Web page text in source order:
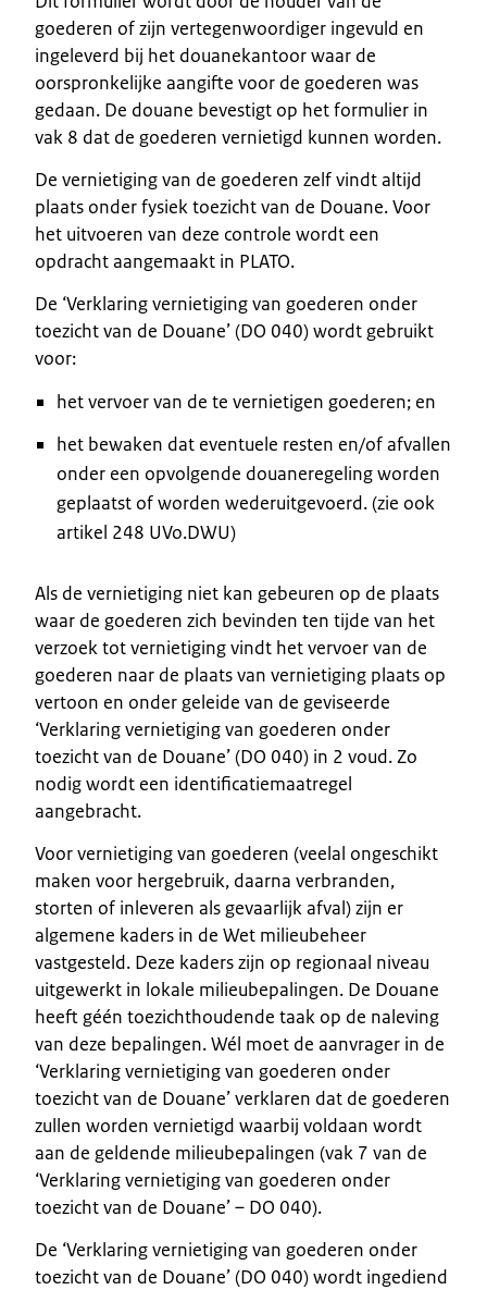
goederen of zijn vertegenwoordiger ingevuld en
ingeleverd bij het douanekantoor waar de
oorspronkelijke aangifte voor de goederen was
gedaan. De douane bevestigt op het formulier in
vak 8 dat de goederen vernietigd kunnen worden.
De vernietiging van de goederen zelf vindt altijd
plaats onder fysiek toezicht van de Douane. Voor
het uitvoeren van deze controle wordt een
opdracht aangemaakt in PLATO.
De ‘Verklaring vernietiging van goederen onder
toezicht van de Douane’ (DO 040) wordt gebruikt
voor:
het vervoer van de te vernietigen goederen; en
het bewaken dat eventuele resten en/of afvallen
onder een opvolgende douaneregeling worden
geplaatst of worden wederuitgevoerd. (zie ook
artikel 248 UVo.DWU)
Als de vernietiging niet kan gebeuren op de plaats
waar de goederen zich bevinden ten tijde van het
verzoek tot vernietiging vindt het vervoer van de
goederen naar de plaats van vernietiging plaats op
vertoon en onder geleide van de geviseerde
‘Verklaring vernietiging van goederen onder
toezicht van de Douane’ (DO 040) in 2 voud. Zo
nodig wordt een identificatiemaatregel
aangebracht.
Voor vernietiging van goederen (veelal ongeschikt
maken voor hergebruik, daarna verbranden,
storten of inleveren als gevaarlijk afval) zijn er
algemene kaders in de Wet milieubeheer
vastgesteld. Deze kaders zijn op regionaal niveau
uitgewerkt in lokale milieubepalingen. De Douane
heeft géén toezichthoudende taak op de naleving
van deze bepalingen. Wél moet de aanvrager in de
‘Verklaring vernietiging van goederen onder
toezicht van de Douane’ verklaren dat de goederen
zullen worden vernietigd waarbij voldaan wordt
aan de geldende milieubepalingen (vak 7 van de
‘Verklaring vernietiging van goederen onder
toezicht van de Douane’ – DO 040).
De ‘Verklaring vernietiging van goederen onder
toezicht van de Douane’ (DO 040) wordt ingediend